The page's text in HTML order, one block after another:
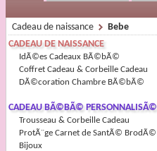
Cadeau de naissance
Bebe
CADEAU DE NAISSANCE
IdÃ©es Cadeaux BÃ©bÃ©
Coffret Cadeau & Corbeille Cadeau
DÃ©coration Chambre BÃ©bÃ©
CADEAU BÃ©BÃ© PERSONNALISÃ©
Trousseau & Corbeille Cadeau
ProtÃ¨ge Carnet de SantÃ© BrodÃ©
Bijoux